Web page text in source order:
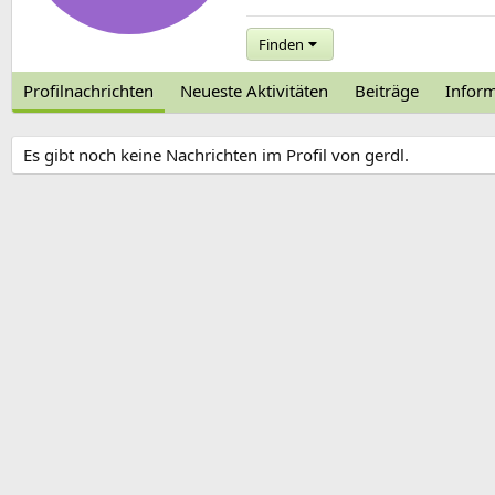
Finden
Profilnachrichten Neueste Aktivitäten Beiträge
Es gibt noch keine Nachrichten im Profil von gerdl.